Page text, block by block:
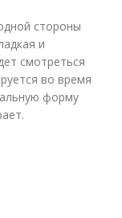
стороны
и
смотреться
во время
форму